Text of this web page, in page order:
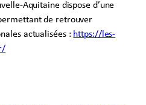
Aquitaine dispose d’une
de retrouver
actualisées : https://les-